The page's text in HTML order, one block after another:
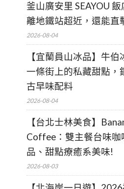
釜山廣安里 SEAYOU
離地鐵站超近，還能直
2026-08-04
【宜蘭員山冰品】牛
一條街上的私藏甜點，
古早味配料
2026-08-04
【台北士林美食】
Coffee：雙主餐台味咖
品、甜點療癒系美味!
2026-08-03